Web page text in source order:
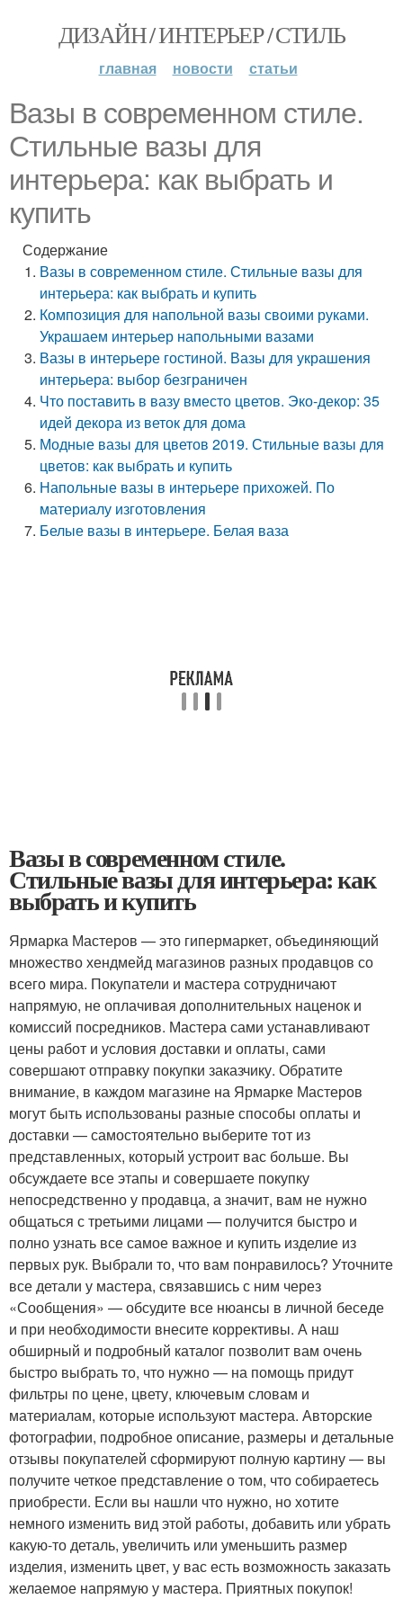
ДИЗАЙН / ИНТЕРЬЕР / СТИЛЬ
главная новости статьи
Вазы в современном стиле.
Стильные вазы для
интерьера: как выбрать и
купить
Содержание
Вазы в современном стиле. Стильные вазы для
интерьера: как выбрать и купить
Композиция для напольной вазы своими руками.
Украшаем интерьер напольными вазами
Вазы в интерьере гостиной. Вазы для украшения
интерьера: выбор безграничен
Что поставить в вазу вместо цветов. Эко-декор: 35
идей декора из веток для дома
Модные вазы для цветов 2019. Стильные вазы для
цветов: как выбрать и купить
Напольные вазы в интерьере прихожей. По
материалу изготовления
Белые вазы в интерьере. Белая ваза
Вазы в современном стиле.
Стильные вазы для интерьера: как
выбрать и купить
Ярмарка Мастеров — это гипермаркет, объединяющий
множество хендмейд магазинов разных продавцов со
всего мира. Покупатели и мастера сотрудничают
напрямую, не оплачивая дополнительных наценок и
комиссий посредников. Мастера сами устанавливают
цены работ и условия доставки и оплаты, сами
совершают отправку покупки заказчику. Обратите
внимание, в каждом магазине на Ярмарке Мастеров
могут быть использованы разные способы оплаты и
доставки — самостоятельно выберите тот из
представленных, который устроит вас больше. Вы
обсуждаете все этапы и совершаете покупку
непосредственно у продавца, а значит, вам не нужно
общаться с третьими лицами — получится быстро и
полно узнать все самое важное и купить изделие из
первых рук. Выбрали то, что вам понравилось? Уточните
все детали у мастера, связавшись с ним через
«Сообщения» — обсудите все нюансы в личной беседе
и при необходимости внесите коррективы. А наш
обширный и подробный каталог позволит вам очень
быстро выбрать то, что нужно — на помощь придут
фильтры по цене, цвету, ключевым словам и
материалам, которые используют мастера. Авторские
фотографии, подробное описание, размеры и детальные
отзывы покупателей сформируют полную картину — вы
получите четкое представление о том, что собираетесь
приобрести. Если вы нашли что нужно, но хотите
немного изменить вид этой работы, добавить или убрать
какую-то деталь, увеличить или уменьшить размер
изделия, изменить цвет, у вас есть возможность заказать
желаемое напрямую у мастера. Приятных покупок!